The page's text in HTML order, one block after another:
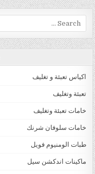
Search for:
اكياس تعبئة و تغليف
تعبئة وتغليف
خامات تعبئة وتغليف
خامات سلوفان شرنك
طبات الومنيوم فويل
ماكينات اندكشن سيل